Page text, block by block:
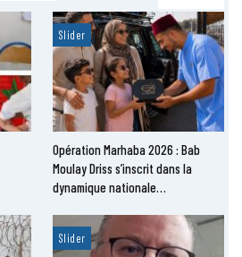
Slider
Opération Marhaba 2026 : Bab
Moulay Driss s’inscrit dans la
dynamique nationale…
Slider